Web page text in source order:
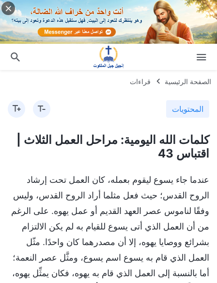
الصفحة الرئيسية قراءات
المحتويات
كلمات الله اليومية: مراحل العمل الثلاث |
اقتباس 43
عندما جاء يسوع ليقوم بعمله، كان العمل تحت إرشاد
الروح القدس؛ حيث فعل مثلما أراد الروح القدس، وليس
وفقًا لناموس عصر العهد القديم أو عمل يهوه. على الرغم
من أن العمل الذي أتى يسوع للقيام به لم يكن الالتزام
بشرائع ووصايا يهوه، إلا أن مصدرهما كان واحدًا. مثّل
العمل الذي قام به يسوع اسم يسوع، ومثَّل عصر النعمة؛
أما بالنسبة إلى العمل الذي قام به يهوه، فكان يمثِّل يهوه،